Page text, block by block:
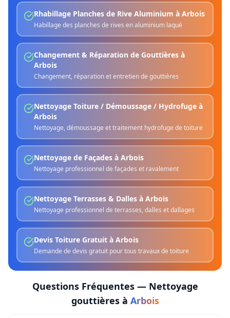
Rhabillage Planches de Rive Aluminium à Arbois
Habillage des planches de rives en aluminium laqué
Changement & Réparation de Gouttières à
Arbois
Changement, réparation et entretien de gouttières
Nettoyage Toiture / Démoussage / Hydrofuge à
Arbois
Nettoyage, démoussage et traitement hydrofuge de toiture
Nettoyage de Façades à Arbois
Nettoyage professionnel de façades et ravalement
Nettoyage Terrasses & Dalles à Arbois
Nettoyage professionnel de terrasses, dalles et dallages
Devis Toiture Gratuit à Arbois
Demande de devis gratuit pour tous travaux de toiture
Questions Fréquentes — Nettoyage
gouttièresà Arbois